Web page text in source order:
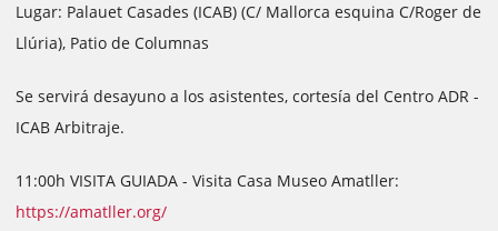
Lugar: Palauet Casades (ICAB) (C/ Mallorca esquina C/Roger de
Llúria), Patio de Columnas
Se servirá desayuno a los asistentes, cortesía del Centro ADR -
ICAB Arbitraje.
11:00h VISITA GUIADA - Visita Casa Museo Amatller:
https://amatller.org/